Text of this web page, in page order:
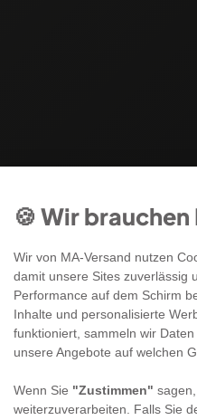
🍪 Wir
Wir von MA-Versand nutzen
damit unsere Sites zuverlässig
Performance auf dem Schirm
Inhalte und personalisierte
funktioniert, sammeln wir
unsere Angebote auf welchen
Wenn Sie "Zustimmen"
weiterzuverarbeiten. Falls Sie
Newsletter
Angebote & Rabatte per
sparen war noch nie so